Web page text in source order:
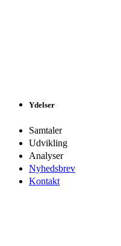
Ydelser
Samtaler
Udvikling
Analyser
Nyhedsbrev
Kontakt